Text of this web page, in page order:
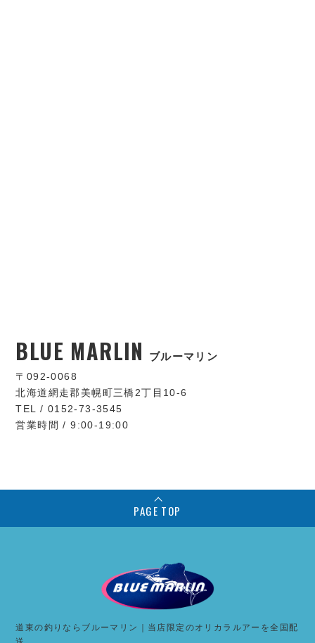
BLUE MARLIN ブルーマリン
〒092-0068
北海道網走郡美幌町三橋2丁目10-6
TEL / 0152-73-3545
営業時間 / 9:00-19:00
PAGE TOP
道東の釣りならブルーマリン｜当店限定のオリカラルアーを全国配